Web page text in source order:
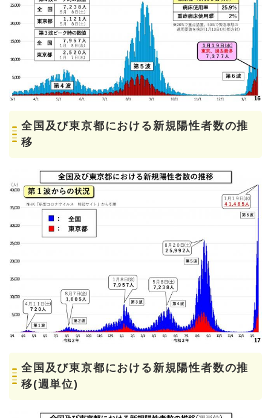
全国及び東京都における新規陽性者数の推
移
全国及び東京都における新規陽性者数の推
移(週単位)